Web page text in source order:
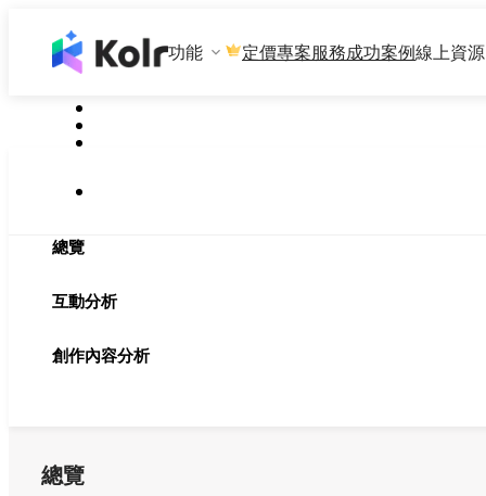
功能 定價專案服務成功案例線上資源
總覽
互動分析
創作內容分析
總覽